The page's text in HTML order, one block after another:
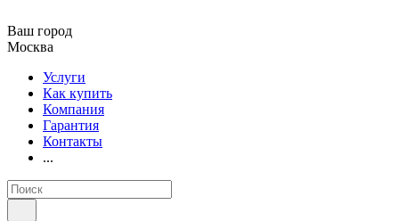
Ваш город
Москва
Услуги
Как купить
Компания
Гарантия
Контакты
...